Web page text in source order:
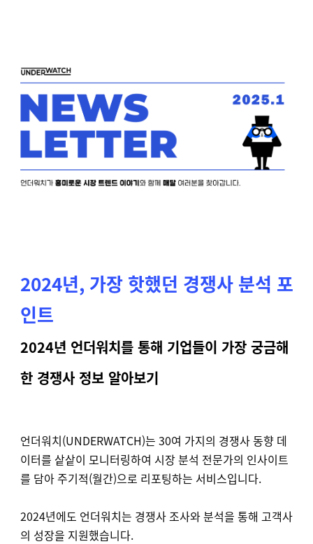
2024년, 가장 핫했던 경쟁사 분석 포
인트
2024년 언더워치를 통해 기업들이 가장 궁금해
한 경쟁사 정보 알아보기
언더워치(UNDERWATCH)는 30여 가지의 경쟁사 동향 데
이터를 샅샅이 모니터링하여 시장 분석 전문가의 인사이트
를 담아 주기적(월간)으로 리포팅하는 서비스입니다.
2024년에도 언더워치는 경쟁사 조사와 분석을 통해 고객사
의 성장을 지원했습니다.